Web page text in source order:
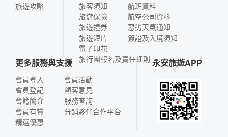
旅遊攻略
旅客須知
旅遊保險
旅遊禮券
旅遊短片
電子印花
航班資料
航空公司資料
惡劣天氣通知
簽證及入境須知
旅行團報名及責任細則
更多服務與支援
會員登入
會員登記
會籍簡介
會員有賞
精選優惠
會員活動
顧客意見
服務查詢
分銷夥伴合作平台
永安旅遊APP